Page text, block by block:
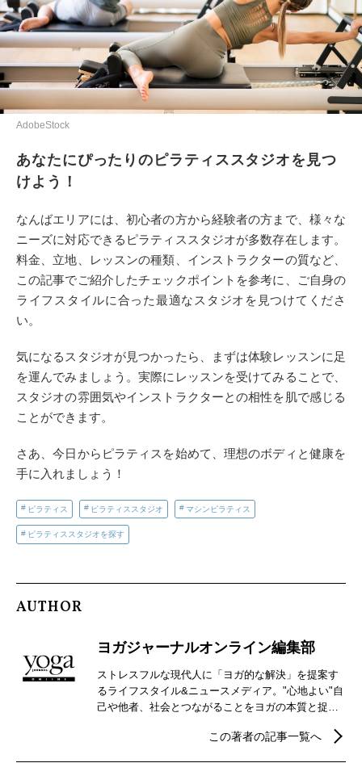
AdobeStock
あなたにぴったりのピラティススタジオを見つ
けよう！
なんばエリアには、初心者の方から経験者の方まで、様々な
ニーズに対応できるピラティススタジオが多数存在します。
料金、立地、レッスンの種類、インストラクターの質など、
この記事でご紹介したチェックポイントを参考に、ご自身の
ライフスタイルに合った最適なスタジオを見つけてくださ
い。
気になるスタジオが見つかったら、まずは体験レッスンに足
を運んでみましょう。実際にレッスンを受けてみることで、
スタジオの雰囲気やインストラクターとの相性を肌で感じる
ことができます。
さあ、今日からピラティスを始めて、理想のボディと健康を
手に入れましょう！
ピラティス ピラティススタジオ マシンピラティス
ピラティススタジオを探す
AUTHOR
ヨガジャーナルオンライン編集部
ストレスフルな現代人に「ヨガ的な解決」を提案す
るライフスタイル&ニュースメディア。"心地よい"自
己や他者、社会とつながることをヨガの本質と捉
などウェルビーイングを実現するための情報を発
この著者の記事一覧へ